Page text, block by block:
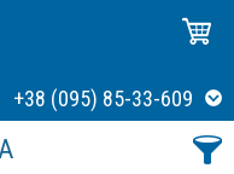
+38 (095) 85-33-609